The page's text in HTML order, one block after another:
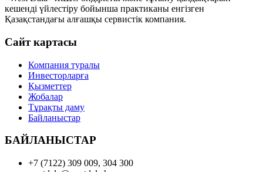
кешенді үйлестіру бойынша практиканы енгізген
Қазақстандағы алғашқы сервистік компания.
Сайт картасы
Компания туралы
Инвесторларға
Қызметтер
Жобалар
Тұрақты даму
Байланыстар
БАЙЛАНЫСТАР
+7 (7122) 309 009, 304 300